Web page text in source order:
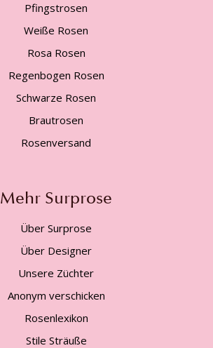
Pfingstrosen
Weiße Rosen
Rosa Rosen
Regenbogen Rosen
Schwarze Rosen
Brautrosen
Rosenversand
Mehr Surprose
Über Surprose
Über Designer
Unsere Züchter
Anonym verschicken
Rosenlexikon
Stile Sträuße